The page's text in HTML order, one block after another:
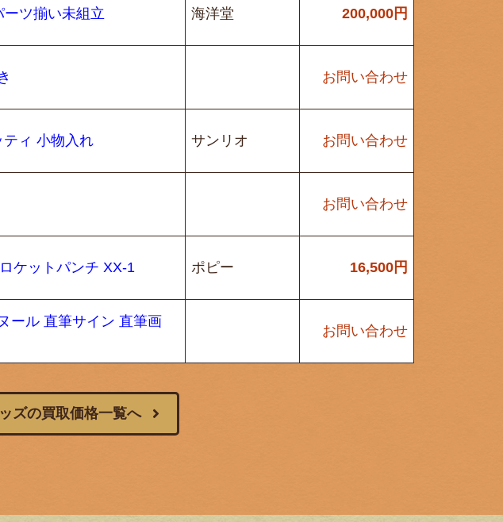
ツ揃い未組立 海洋堂 200,000円
お問い合わせ
ィ 小物入れ サンリオ お問い合わせ
お問い合わせ
ケットパンチ XX-1 ポピー 16,500円
ール 直筆サイン 直筆画
お問い合わせ
ズの買取価格一覧へ